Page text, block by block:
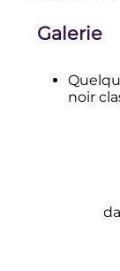
Galerie
noir